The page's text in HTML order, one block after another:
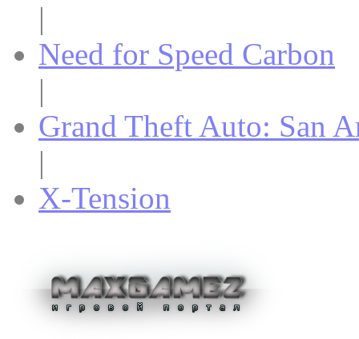
|
Need for Speed Carbon
|
Grand Theft Auto: San
|
X-Tension